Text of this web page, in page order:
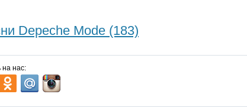
Depeche Mode (183)
нас: